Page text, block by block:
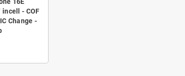
incell - COF
Change -